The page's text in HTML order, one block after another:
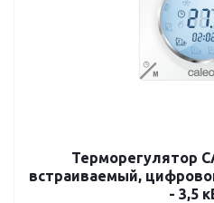
Терморегулятор
встраиваемый,
- 3,5